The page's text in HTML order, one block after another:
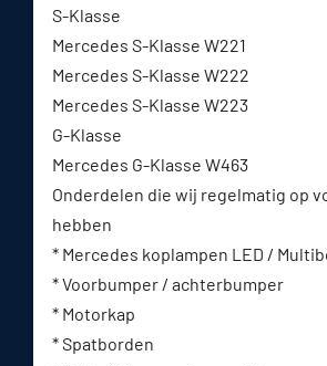
S-Klasse
Mercedes S-Klasse W221
Mercedes S-Klasse W222
Mercedes S-Klasse W223
G-Klasse
Mercedes G-Klasse W463
Onderdelen die wij regelmatig op
hebben
* Mercedes koplampen LED /
* Voorbumper / achterbumper
* Motorkap
* Spatborden